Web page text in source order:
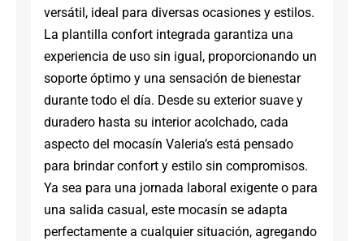
versátil, ideal para diversas ocasiones y estilos.
La plantilla confort integrada garantiza una
experiencia de uso sin igual, proporcionando un
soporte óptimo y una sensación de bienestar
durante todo el día. Desde su exterior suave y
duradero hasta su interior acolchado, cada
aspecto del mocasín Valeria’s está pensado
para brindar confort y estilo sin compromisos.
Ya sea para una jornada laboral exigente o para
una salida casual, este mocasín se adapta
perfectamente a cualquier situación, agregando